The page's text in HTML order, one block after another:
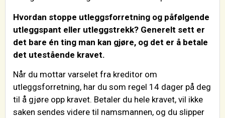
Hvordan stoppe utleggsforretning og påfølgende
utleggspant eller utleggstrekk? Generelt sett er
det bare én ting man kan gjøre, og det er å betale
det utestående kravet.
Når du mottar varselet fra kreditor om
utleggsforretning, har du som regel 14 dager på deg
til å gjøre opp kravet. Betaler du hele kravet, vil ikke
saken sendes videre til namsmannen, og du slipper